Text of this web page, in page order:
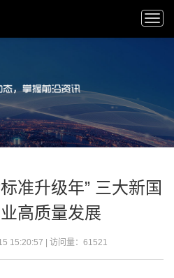
准升级年” 三大新国
高质量发展
15:20:57 | 访问量： 61521